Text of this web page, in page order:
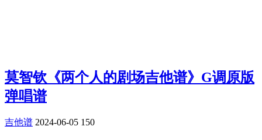
莫智钦《两个人的剧场吉他谱》G调原版
弹唱谱
吉他谱 2024-06-05 150